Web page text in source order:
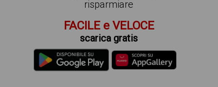
risparmiare
FACILE e VELOCE
scarica gratis